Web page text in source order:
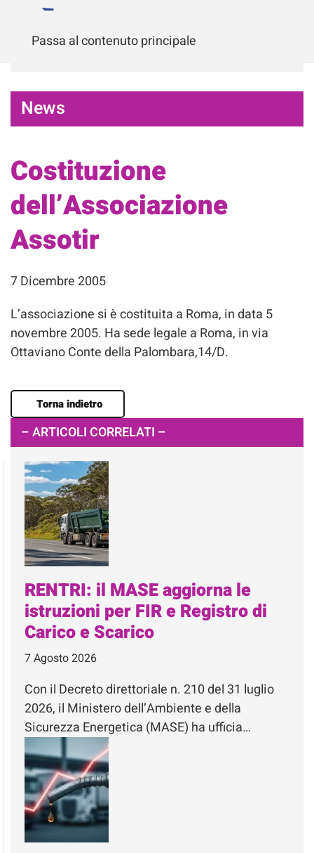
Passa al contenuto principale
News
Costituzione
dell’Associazione
Assotir
7 Dicembre 2005
L’associazione si è costituita a Roma, in data 5
novembre 2005. Ha sede legale a Roma, in via
Ottaviano Conte della Palombara,14/D.
Torna indietro
– ARTICOLI CORRELATI –
RENTRI: il MASE aggiorna le
istruzioni per FIR e Registro di
Carico e Scarico
7 Agosto 2026
Con il Decreto direttoriale n. 210 del 31 luglio
2026, il Ministero dell’Ambiente e della
Sicurezza Energetica (MASE) ha ufficia…